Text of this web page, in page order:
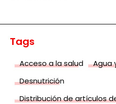
Tags
Acceso a la salud
Agua
Desnutrición
Distribución de artículos